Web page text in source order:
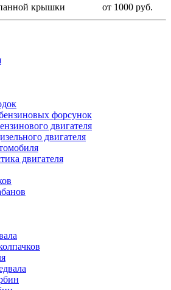
крышки от 1000 руб.
форсунок
двигателя
двигателя
двигателя